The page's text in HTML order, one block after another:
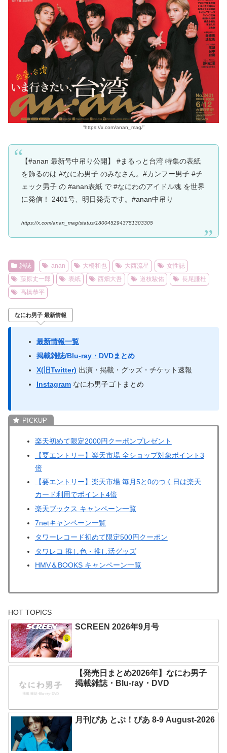
“https://x.com/anan_mag/”
【#anan 最新号中吊り公開】 #まるっと台湾 特集の表紙
を飾るのは #なにわ男子 のみなさん。#カンフー男子 #チ
ェック男子 の #anan表紙 で #なにわのアイドル魂 を世界
に発信！ 2401号、明日発売です。#anan中吊り
https://x.com/anan_mag/status/1800452943751303305
雑誌 anan 大橋和也 大西流星
女性誌
藤原丈一郎
表紙 西畑大吾 道枝駿佑
長尾謙杜
高橋恭平
なにわ男子 最新情報
最新情報一覧
掲載雑誌/Blu-ray・DVDまとめ
X(旧Twitter) 出演・掲載・グッズ・チケット速報
Instagramなにわ男子ゴトまとめ
楽天初めて限定2000円クーポンプレゼント
【要エントリー】楽天市場 全ショップ対象ポイント3
倍
【要エントリー】楽天市場 毎月5と0のつく日は楽天
カード利用でポイント4倍
楽天ブックス キャンペーン一覧
7netキャンペーン一覧
タワーレコード初めて限定500円クーポン
タワレコ 推し色・推し活グッズ
HMV＆BOOKS キャンペーン一覧
HOT TOPICS
SCREEN 2026年9月号
【発売日まとめ2026年】なにわ男子
掲載雑誌・Blu-ray・DVD
月刊ぴあ とぶ！ぴあ 8-9 August-2026